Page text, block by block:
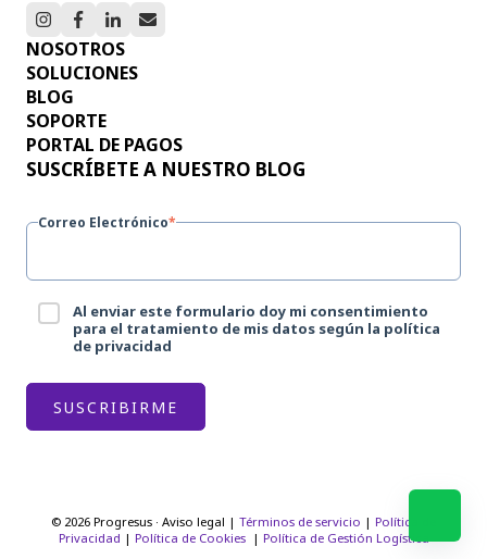
NOSOTROS
SOLUCIONES
BLOG
SOPORTE
PORTAL DE PAGOS
SUSCRÍBETE A NUESTRO BLOG
Correo Electrónico*
Al enviar este formulario doy mi consentimiento
para el tratamiento de mis datos según la política
de privacidad
© 2026 Progresus · Aviso legal | Términos de servicio | Política de
Privacidad | Política de Cookies| Política de Gestión Logística